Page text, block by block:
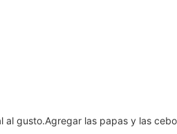
gusto.Agregar las papas y las